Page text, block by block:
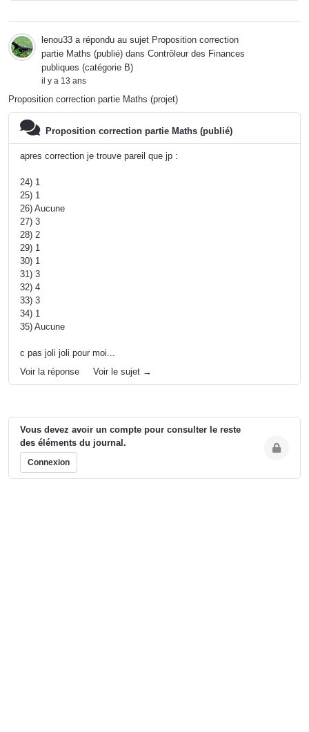
lenou33 a répondu au sujet Proposition correction
partie Maths (publié) dans Contrôleur des Finances
publiques (catégorie B)
il y a 13 ans
Proposition correction partie Maths (projet)
Proposition correction partie Maths (publié)
apres correction je trouve pareil que jp :
24) 1
25) 1
26) Aucune
27) 3
28) 2
29) 1
30) 1
31) 3
32) 4
33) 3
34) 1
35) Aucune
c pas joli joli pour moi...
Voir la réponse
Voir le sujet →
Vous devez avoir un compte pour consulter le reste
des éléments du journal.
Connexion